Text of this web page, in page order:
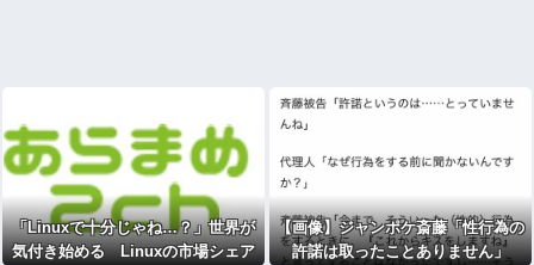
「Linuxで十分じゃね…？」世界が
気付き始める Linuxの市場シェア
【画像】ジャンポケ斎藤「性行為の
許諾は取ったことありません」